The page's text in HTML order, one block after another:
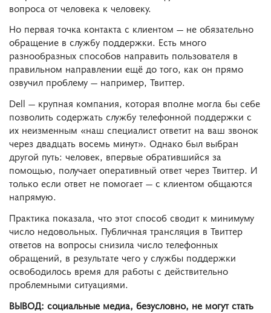
вопроса от человека к человеку.
Но первая точка контакта с клиентом ― не обязательно
обращение в службу поддержки. Есть много
разнообразных способов направить пользователя в
правильном направлении ещё до того, как он прямо
озвучил проблему ― например, Твиттер.
Dell ― крупная компания, которая вполне могла бы себе
позволить содержать службу телефонной поддержки с
их неизменным «наш специалист ответит на ваш звонок
через двадцать восемь минут». Однако был выбран
другой путь: человек, впервые обратившийся за
помощью, получает оперативный ответ через Твиттер. И
только если ответ не помогает ― с клиентом общаются
напрямую.
Практика показала, что этот способ сводит к минимуму
число недовольных. Публичная трансляция в Твиттер
ответов на вопросы снизила число телефонных
обращений, в результате чего у службы поддержки
освободилось время для работы с действительно
проблемными ситуациями.
ВЫВОД: социальные медиа, безусловно, не могут стать